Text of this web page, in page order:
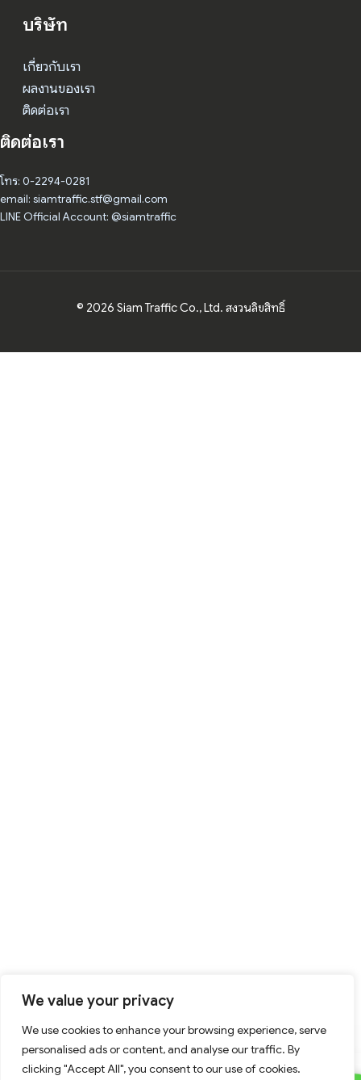
We value your privacy
We use cookies to enhance your browsing experience, serve
personalised ads or content, and analyse our traffic. By
clicking "Accept All", you consent to our use of cookies.
บริษัท
เกี่ยวกับเรา
ผลงานของเรา
ติดต่อเรา
ติดต่อเรา
โทร: 0-2294-0281
email: siamtraffic.stf@gmail.com
LINE Official Account: @siamtraffic
© 2026 Siam Traffic Co., Ltd. สงวนลิขสิทธิ์